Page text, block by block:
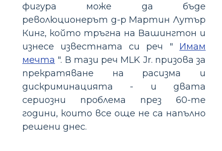
фигура може да бъде
революционерът д-р Мартин Лутър
Кинг, който тръгна на Вашингтон и
изнесе известната си реч " Имам
мечта ". В тази реч MLK Jr. призова за
прекратяване на расизма и
дискриминацията - и двата
сериозни проблема през 60-те
години, които все още не са напълно
решени днес.